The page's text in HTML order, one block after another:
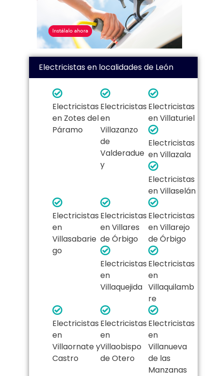
Electricistas en localidades de León
Electricistas
en Zotes del
Páramo
Electricistas
en
Villazanzo
de
Valderadue
y
Electricistas
en Villaturiel
Electricistas
en Villazala
Electricistas
en Villaselán
Electricistas
en
Villasabarie
go
Electricistas
en Villares
de Órbigo
Electricistas
en Villarejo
de Órbigo
Electricistas
en
Villaquejida
Electricistas
en
Villaquilamb
re
Electricistas
en
Villaornate y
Castro
Electricistas
en
Villaobispo
de Otero
Electricistas
en
Villanueva
de las
Manzanas